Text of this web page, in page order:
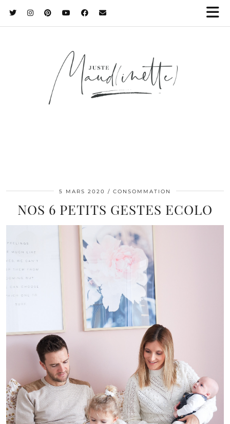
5 MARS 2020 CONSOMMATION
NOS 6 PETITS GESTES ECOLO